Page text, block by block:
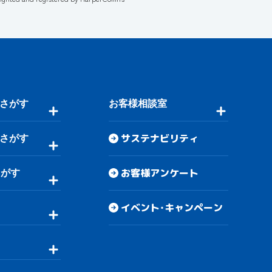
がす
がす
す
お客様相談室
サステナビリティ
お客様アンケート
イベント・キャンペーン